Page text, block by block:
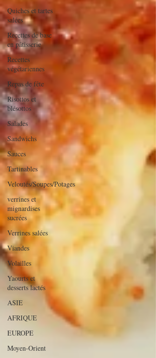
Quiches et tartes
salées
Recettes de base
en pâtisserie
Recettes
végétariennes
Repas de fête
Risottos et
blésottos
Salades
Sandwichs
Sauces
Tartinables
Veloutés/Soupes/Potages
verrines et
mignardises
sucrées
Verrines salées
Viandes
Volailles
Yaourts et
desserts lactés
ASIE
AFRIQUE
EUROPE
Moyen-Orient